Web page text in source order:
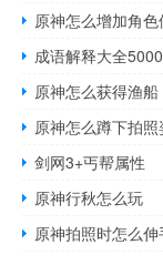
原神怎么增加角色
成语解释大全
原神怎么获得渔船
原神怎么蹲下拍照
剑网3+丐帮属性
原神行秋怎么玩
原神拍照时怎么伸